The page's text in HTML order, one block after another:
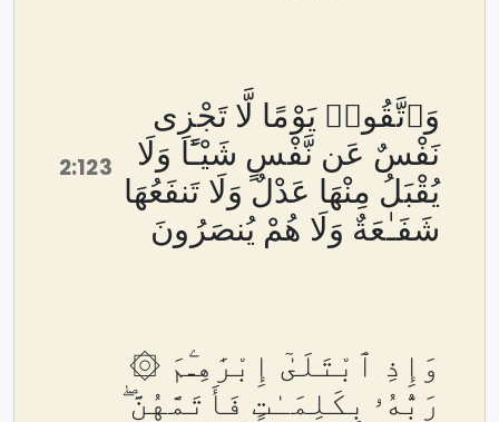
2:123
وَٱتَّقُوا۟ يَوْمًا لَّا تَجْزِى
نَفْسٌ عَن نَّفْسٍ شَيْـًٔا وَلَا
يُقْبَلُ مِنْهَا عَدْلٌ وَلَا تَنفَعُهَا
شَفَـٰعَةٌ وَلَا هُمْ يُنصَرُونَ
۞ وَإِذِ ٱبْتَلَىٰٓ إِبْرَٰهِـۧمَ
رَبُّهُۥ بِكَلِمَـٰتٍ فَأَتَمَّهُنَّ ۖ